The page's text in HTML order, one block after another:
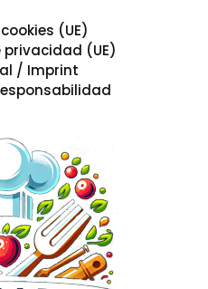
(UE)
(UE)
/ Imprint